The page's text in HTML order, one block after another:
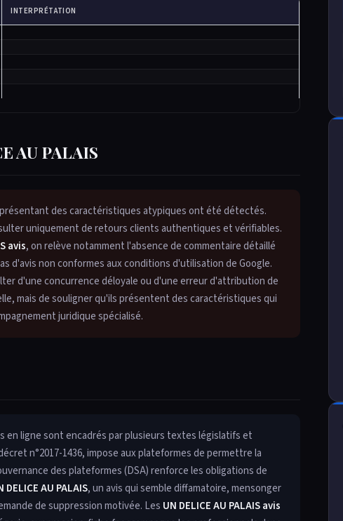
INTERPRÉTATION
AU PALAIS
des caractéristiques atypiques ont été détectés.
uniquement de retours clients authentiques et vérifiables.
avis, on relève notamment l'absence de commentaire détaillé
d'avis non conformes aux conditions d'utilisation de Google.
d'une concurrence déloyale ou d'une erreur d'attribution de
mais de souligner qu'ils présentent des caractéristiques qui
juridique spécialisé.
ligne sont encadrés par plusieurs textes législatifs et
n°2017-1436, impose aux plateformes de permettre la
des plateformes (DSA) renforce les obligations de
DELICE AU PALAIS, un avis qui semble diffamatoire, mensonger
de suppression motivée. Les UN DELICE AU PALAIS avis